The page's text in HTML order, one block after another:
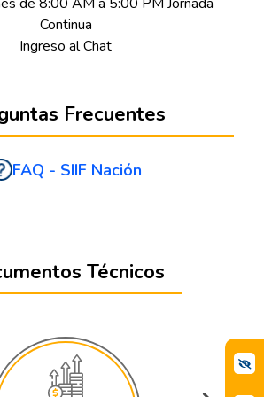
Continua
Ingreso al Chat
Frecuentes
FAQ - SIIF Nación
Técnicos